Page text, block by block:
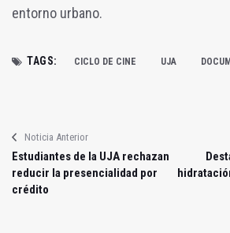
entorno urbano.
TAGS: CICLO DE CINE UJA
Noticia Anterior
Estudiantes de la UJA rechazan
reducir la presencialidad por
crédito